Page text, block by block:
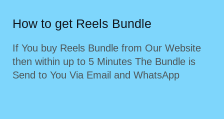
How to get Reels Bundle
If You buy Reels Bundle from Our Website
then within up to 5 Minutes The Bundle is
Send to You Via Email and WhatsApp